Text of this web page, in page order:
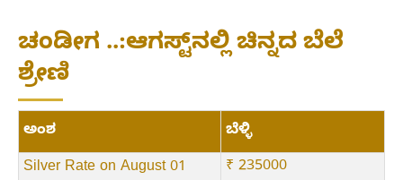
ಚಂಡೀಗ ..:ಆಗಸ್ಟ್‌ನಲ್ಲಿ ಚಿನ್ನದ ಬೆಲೆ
ಶ್ರೇಣಿ
ಅಂಶ
ಬೆಳ್ಳಿ
Silver Rate on August 01
₹ 235000